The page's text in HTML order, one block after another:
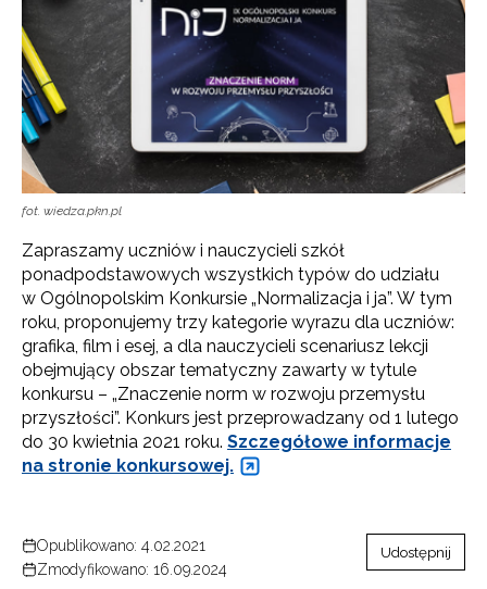
fot. wiedza.pkn.pl
Zapraszamy uczniów i nauczycieli szkół
ponadpodstawowych wszystkich typów do udziału
w Ogólnopolskim Konkursie „Normalizacja i ja”. W tym
roku, proponujemy trzy kategorie wyrazu dla uczniów:
grafika, film i esej, a dla nauczycieli scenariusz lekcji
obejmujący obszar tematyczny zawarty w tytule
konkursu – „Znaczenie norm w rozwoju przemysłu
przyszłości”. Konkurs jest przeprowadzany od 1 lutego
do 30 kwietnia 2021 roku. Szczegółowe informacje
na stronie konkursowej.
Opublikowano: 4.02.2021
Zmodyfikowano: 16.09.2024
Udostępnij